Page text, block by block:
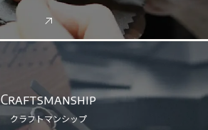
Craftsmanship
クラフトマンシップ